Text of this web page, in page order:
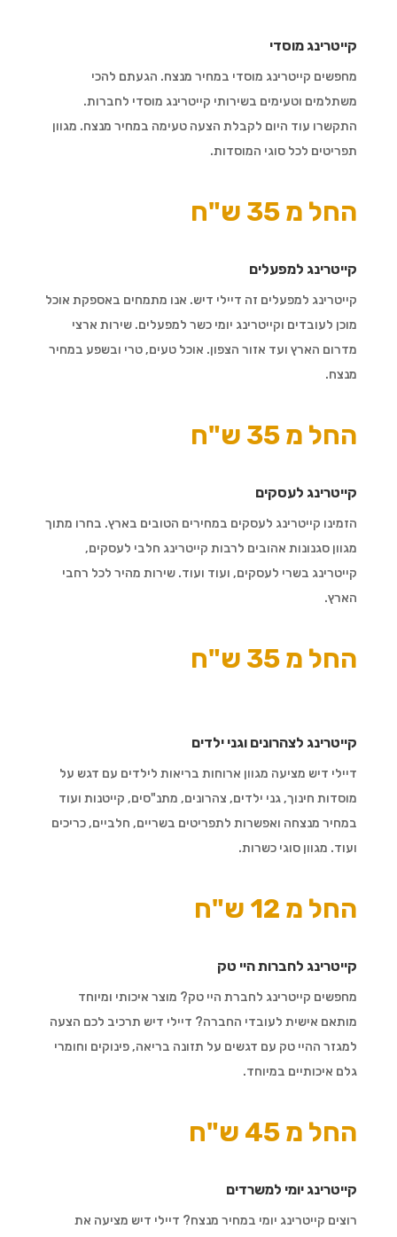
קייטרינג מוסדי
מחפשים קייטרינג מוסדי במחיר מנצח. הגעתם להכי
משתלמים וטעימים בשירותי קייטרינג מוסדי לחברות.
התקשרו עוד היום לקבלת הצעה טעימה במחיר מנצח. מגוון
תפריטים לכל סוגי המוסדות.
החל מ 35 ש"ח
קייטרינג למפעלים
קייטרינג למפעלים זה דיילי דיש. אנו מתמחים באספקת אוכל
מוכן לעובדים וקייטרינג יומי כשר למפעלים. שירות ארצי
מדרום הארץ ועד אזור הצפון. אוכל טעים, טרי ובשפע במחיר
מנצח.
החל מ 35 ש"ח
קייטרינג לעסקים
הזמינו קייטרינג לעסקים במחירים הטובים בארץ. בחרו מתוך
מגוון סגנונות אהובים לרבות קייטרינג חלבי לעסקים,
קייטרינג בשרי לעסקים, ועוד ועוד. שירות מהיר לכל רחבי
הארץ.
החל מ 35 ש"ח
קייטרינג לצהרונים וגני ילדים
דיילי דיש מציעה מגוון ארוחות בריאות לילדים עם דגש על
מוסדות חינוך, גני ילדים, צהרונים, מתנ"סים, קייטנות ועוד
במחיר מנצחה ואפשרות לתפריטים בשריים, חלביים, כריכים
ועוד. מגוון סוגי כשרות.
החל מ 12 ש"ח
קייטרינג לחברות היי טק
מחפשים קייטרינג לחברת היי טק? מוצר איכותי ומיוחד
מותאם אישית לעובדי החברה? דיילי דיש תרכיב לכם הצעה
למגזר ההיי טק עם דגשים על תזונה בריאה, פינוקים וחומרי
גלם איכותיים במיוחד.
החל מ 45 ש"ח
קייטרינג יומי למשרדים
רוצים קייטרינג יומי במחיר מנצח? דיילי דיש מציעה את